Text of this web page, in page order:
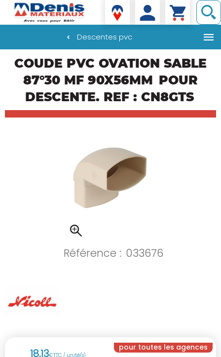
principal
Denis matériaux
Descentes pvc
COUDE PVC OVATION SABLE
87°30 MF 90X56MM POUR
DESCENTE. REF : CN8GTS
Référence : 033676
18,13€TTC / unité(s)
pour toutes les agences